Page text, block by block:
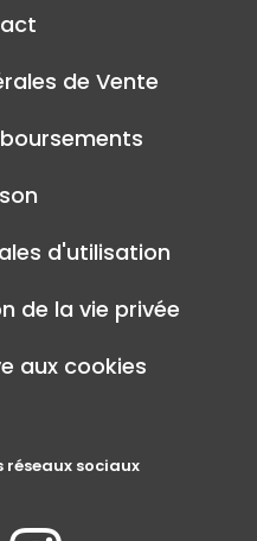
de Vente
d'utilisation
de la vie privée
aux cookies
réseaux sociaux